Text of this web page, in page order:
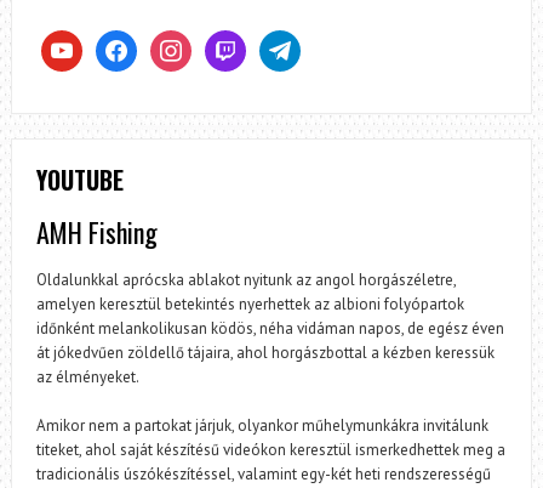
youtube facebookinstagramtwitch telegram
YOUTUBE
AMH Fishing
Oldalunkkal aprócska ablakot nyitunk az angol horgászéletre,
amelyen keresztül betekintés nyerhettek az albioni folyópartok
időnként melankolikusan ködös, néha vidáman napos, de egész éven
át jókedvűen zöldellő tájaira, ahol horgászbottal a kézben keressük
az élményeket.
Amikor nem a partokat járjuk, olyankor műhelymunkákra invitálunk
titeket, ahol saját készítésű videókon keresztül ismerkedhettek meg a
tradicionális úszókészítéssel, valamint egy-két heti rendszerességű